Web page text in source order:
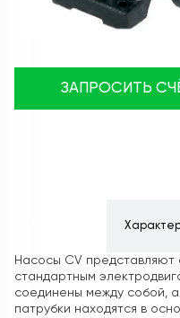
ЗАПРОСИТЬ
Насосы CV
стандартным
соединены между собой,
патрубки находятся в